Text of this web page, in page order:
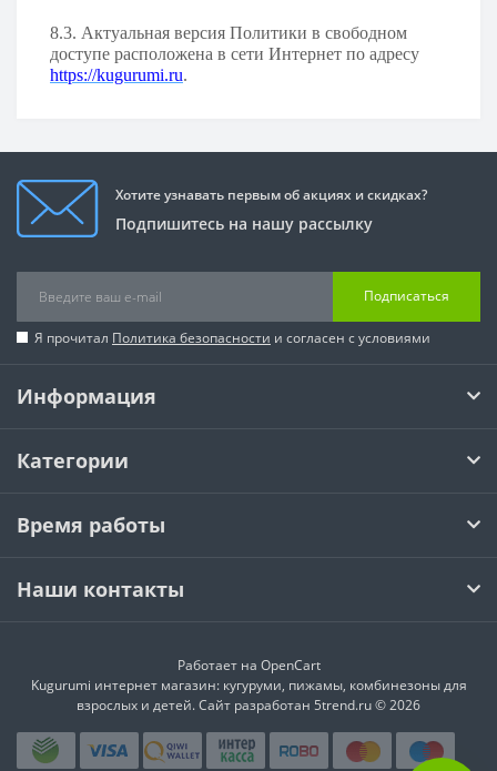
8.3. Актуальная версия Политики в свободном
доступе расположена в сети Интернет по адресу
https://kugurumi.ru.
Хотите узнавать первым об акциях и скидках?
Подпишитесь на нашу рассылку
Подписаться
Я прочитал Политика безопасности и согласен с условиями
Информация
Категории
Время работы
Наши контакты
Работает на OpenCart
Kugurumi интернет магазин: кугуруми, пижамы, комбинезоны для
взрослых и детей. Сайт разработан 5trend.ru © 2026